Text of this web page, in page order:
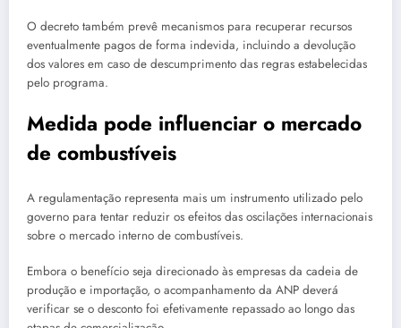
O decreto também prevê mecanismos para recuperar recursos
eventualmente pagos de forma indevida, incluindo a devolução
dos valores em caso de descumprimento das regras estabelecidas
pelo programa.
Medida pode influenciar o mercado
de combustíveis
A regulamentação representa mais um instrumento utilizado pelo
governo para tentar reduzir os efeitos das oscilações internacionais
sobre o mercado interno de combustíveis.
Embora o benefício seja direcionado às empresas da cadeia de
produção e importação, o acompanhamento da ANP deverá
verificar se o desconto foi efetivamente repassado ao longo das